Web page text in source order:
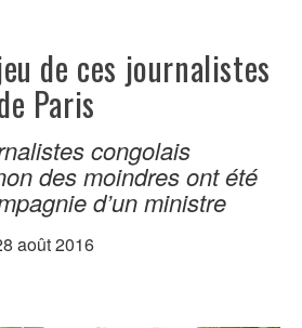
de ces journalistes
Paris
congolais
des moindres ont été
d’un ministre
août 2016